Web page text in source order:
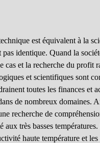
est équivalent à la
identique. Quand la
cas et la recherche du profit
et scientifiques sont
toutes les finances et
de nombreux domaines.
recherche de
très basses températures.
haute température et